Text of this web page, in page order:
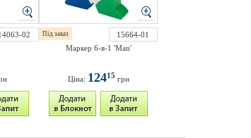
02
Під заказ
15664-01
Маркер 6-в-1 'Man'
Ціна: 12415 грн